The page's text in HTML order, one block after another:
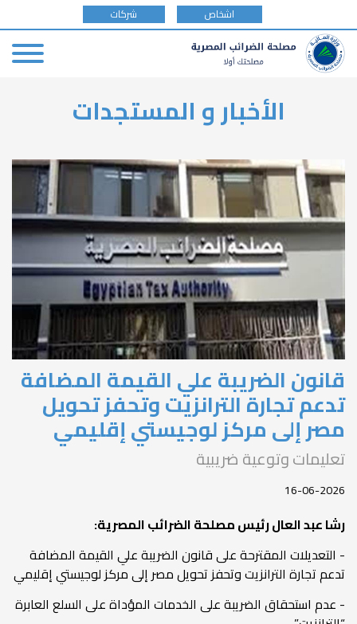
type
اشخاص شركات
الأخبار و المستجدات
قانون الضريبة علي القيمة المضافة
تدعم تجارة الترانزيت وتحفز تحويل
مصر إلى مركز لوجيستي إقليمي
تعليمات وتوعية ضريبية
16-06-2026
رشا عبد العال رئيس مصلحة الضرائب المصرية:
- التعديلات المقترحة على قانون الضريبة علي القيمة المضافة
تدعم تجارة الترانزيت وتحفز تحويل مصر إلى مركز لوجيستي إقليمي
- عدم استحقاق الضريبة على الخدمات المؤداة على السلع العابرة